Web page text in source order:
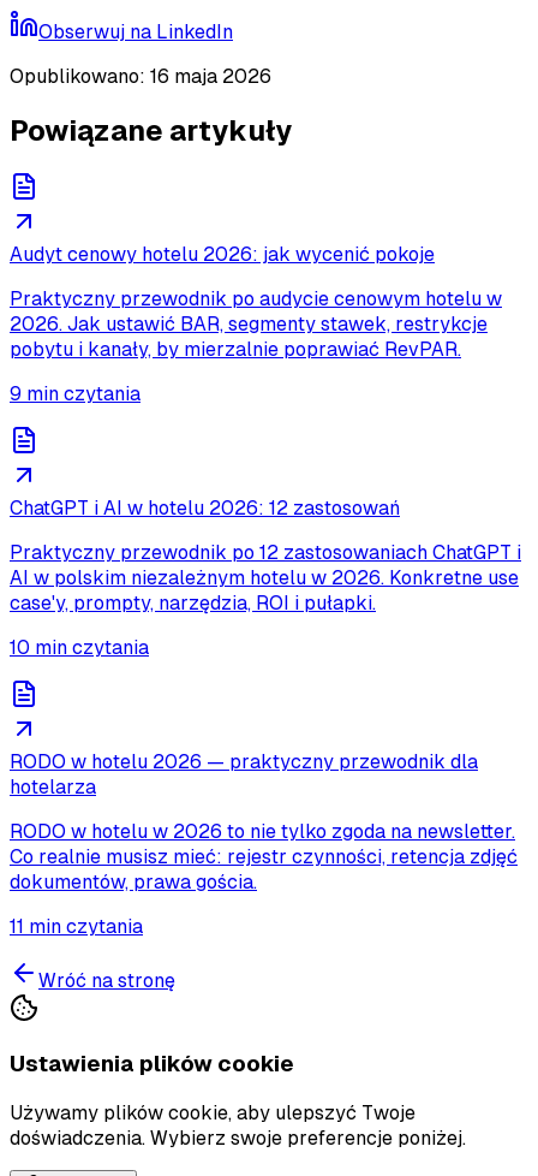
Obserwuj na LinkedIn
Opublikowano: 16 maja 2026
Powiązane artykuły
Audyt cenowy hotelu 2026: jak wycenić pokoje
Praktyczny przewodnik po audycie cenowym hotelu w
2026. Jak ustawić BAR, segmenty stawek, restrykcje
pobytu i kanały, by mierzalnie poprawiać RevPAR.
9 min czytania
ChatGPT i AI w hotelu 2026: 12 zastosowań
Praktyczny przewodnik po 12 zastosowaniach ChatGPT i
AI w polskim niezależnym hotelu w 2026. Konkretne use
case'y, prompty, narzędzia, ROI i pułapki.
10 min czytania
RODO w hotelu 2026 — praktyczny przewodnik dla
hotelarza
RODO w hotelu w 2026 to nie tylko zgoda na newsletter.
Co realnie musisz mieć: rejestr czynności, retencja zdjęć
dokumentów, prawa gościa.
11 min czytania
Wróć na stronę
Ustawienia plików cookie
Używamy plików cookie, aby ulepszyć Twoje
doświadczenia. Wybierz swoje preferencje poniżej.